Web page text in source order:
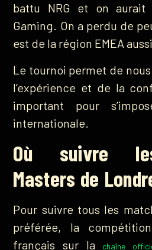
battu NRG et on aurait
Gaming. On a perdu de
est de la région EMEA
Le tournoi permet de
l’expérience et de la
important pour
internationale.
Où suivre
Masters de
Pour suivre tous les
préférée, la
français sur la
chaîne